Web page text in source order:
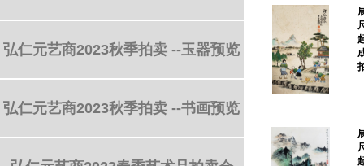
弘仁元艺商2023秋季拍卖 --玉器预览
弘仁元艺商2023秋季拍卖 --书画预览